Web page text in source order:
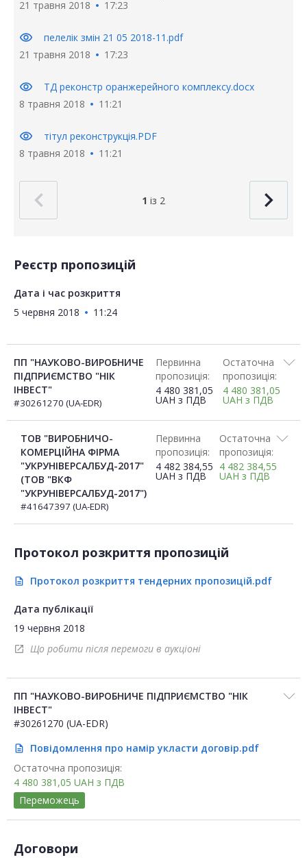
21 травня 2018
17:23
visibility
пелелік змін 21 05 2018-11.pdf
21 травня 2018
17:23
visibility
ТД реконстр оранжерейного комплексу.docx
8 травня 2018
11:21
visibility
тітул реконструкція.PDF
8 травня 2018
11:21
1 із 2
Реєстр пропозицій
Дата і час розкриття
5 червня 2018
11:24
ПП "НАУКОВО-ВИРОБНИЧЕ
ПІДПРИЄМСТВО "НІК
ІНВЕСТ"
#30261270 (UA-EDR)
Первинна
пропозиція:
4 480 381,05
UAH з ПДВ
Остаточна
пропозиція:
4 480 381,05
UAH з ПДВ
ТОВ "ВИРОБНИЧО-
КОМЕРЦІЙНА ФІРМА
"УКРУНІВЕРСАЛБУД-2017"
(ТОВ "ВКФ
"УКРУНІВЕРСАЛБУД-2017")
#41647397 (UA-EDR)
Первинна
пропозиція:
4 482 384,55
UAH з ПДВ
Остаточна
пропозиція:
4 482 384,55
UAH з ПДВ
Протокол розкриття пропозицій
description Протокол розкриття тендерних пропозицій.pdf
Дата публікації
19 червня 2018
open_in_new Що робити після перемоги в аукціоні
ПП "НАУКОВО-ВИРОБНИЧЕ ПІДПРИЄМСТВО "НІК
ІНВЕСТ"
#30261270 (UA-EDR)
description
Повідомлення про намір укласти договір.pdf
Остаточна пропозиція:
4 480 381,05 UAH з ПДВ
Переможець
Договори